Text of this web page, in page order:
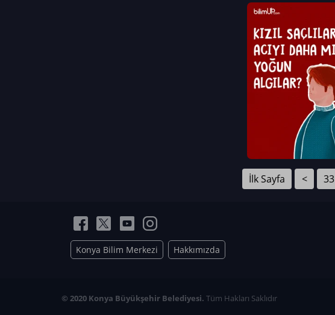
İlk Sayfa < 33
Konya Bilim Merkezi Hakkımızda
© 2020 Konya Büyükşehir Belediyesi. Tüm Hakları Saklıdır